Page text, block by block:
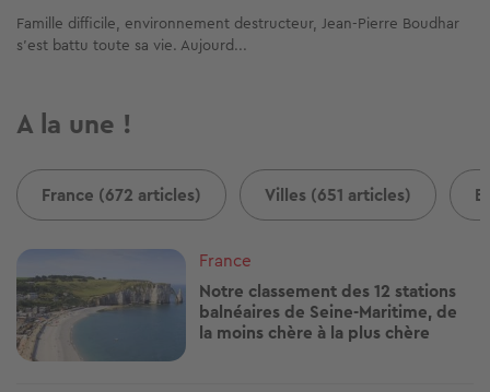
Famille difficile, environnement destructeur, Jean-Pierre Boudhar
s’est battu toute sa vie. Aujourd...
A la une !
France (672 articles) Villes (651 articles)
Image
France
Notre classement des 12 stations
balnéaires de Seine-Maritime, de
la moins chère à la plus chère